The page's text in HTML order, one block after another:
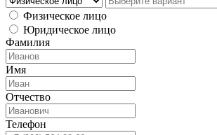
Физическое лицо
Юридическое лицо
Фамилия
Имя
Отчество
Телефон